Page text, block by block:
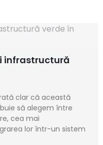
infrastructură
clar că această
să alegem între
cea mai
lor într-un sistem